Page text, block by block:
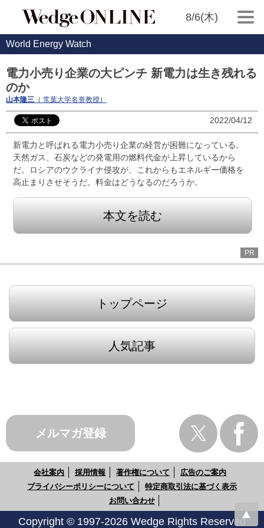
8/6(木)
World Energy Watch
電力小売り企業の大ピンチ 新電力は生き残れる
のか
山本隆三 （ 常葉大学名誉教授）
2022/04/12
新電力と呼ばれる電力小売り企業の経営が困難になっている。
天然ガス、石炭などの発電用の燃料代金が上昇しているから
だ。ロシアのウクライナ侵攻が、これからもエネルギー価格を
高止まりさせそうだ。料金はどうなるのだろうか。
本文を読む
PR
トップページ
人気記事
メルマガ登録
会社案内 採用情報 著作権について
広告のご案内
プライバシーポリシーについて
特定商取引法に基づく表示
お問い合わせ
Copyright © 1997-2026 Wedge Rights Reserved